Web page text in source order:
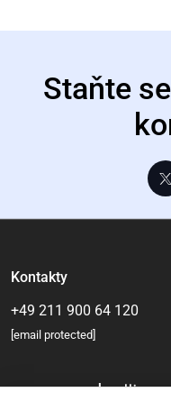
Staňte
Kontakty
+49 211 900 64 120
[email protected]